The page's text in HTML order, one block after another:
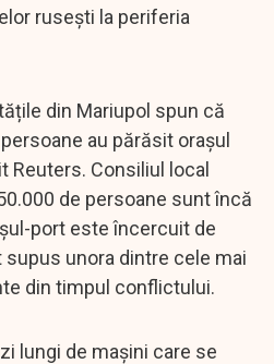
rusești la periferia
din Mariupol spun că
au părăsit orașul
Reuters. Consiliul local
de persoane sunt încă
port este încercuit de
unora dintre cele mai
din timpul conflictului.
lungi de mașini care se